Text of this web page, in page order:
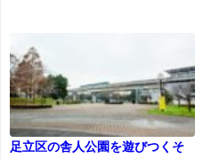
足立区の舎人公園を遊びつくそ